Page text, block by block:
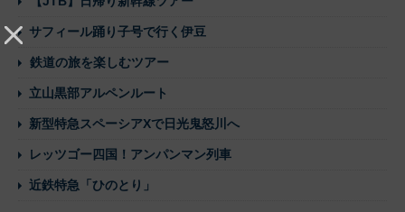
サフィール踊り子号で行く伊豆
鉄道の旅を楽しむツアー
立山黒部アルペンルート
新型特急スペーシアXで日光鬼怒川へ
レッツゴー四国！アンパンマン列車
近鉄特急「ひのとり」